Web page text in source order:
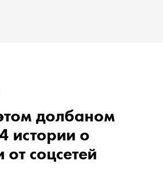
долбаном
истории о
от соцсетей